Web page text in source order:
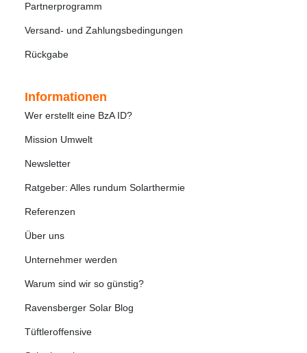
Partnerprogramm
Versand- und Zahlungsbedingungen
Rückgabe
Informationen
Wer erstellt eine BzA ID?
Mission Umwelt
Newsletter
Ratgeber: Alles rundum Solarthermie
Referenzen
Über uns
Unternehmer werden
Warum sind wir so günstig?
Ravensberger Solar Blog
Tüftleroffensive